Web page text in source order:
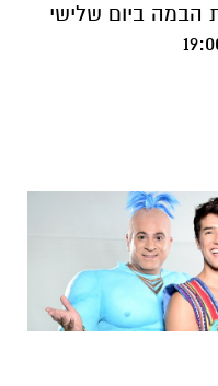
הבמה ביום שלישי